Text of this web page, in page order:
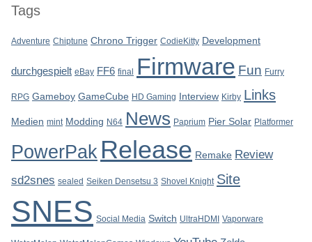
Tags
Adventure Chiptune Chrono Trigger CodieKitty Development
durchgespielt eBay FF6 final Firmware Fun Furry
RPG Gameboy GameCube HD Gaming Interview Kirby Links
Medien mint Modding N64 News Paprium Pier Solar Platformer
PowerPak Release Remake Review
sd2snes sealed Seiken Densetsu 3 Shovel Knight Site
SNES Social Media Switch UltraHDMI Vaporware